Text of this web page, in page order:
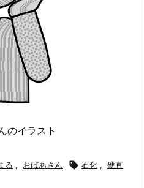
のイラスト
る , おばあさん  石化 , 硬直